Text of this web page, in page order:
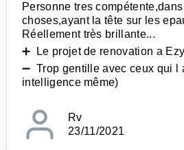
Personne tres
choses,ayant la tête sur les
Réellement très brillante...
➕ Le projet de renovation a
➖ Trop gentille avec ceux qui l
intelligence même)
Rv
23/11/2021